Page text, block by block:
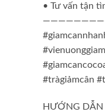
• Tư vấn tận
#tràgiảmcân
HƯỚNG DẪN